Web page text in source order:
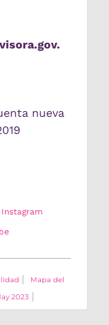
nueva
Instagram
Mapa del
2023